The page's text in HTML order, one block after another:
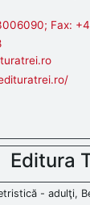
Fax:
Editura
- adulţi,